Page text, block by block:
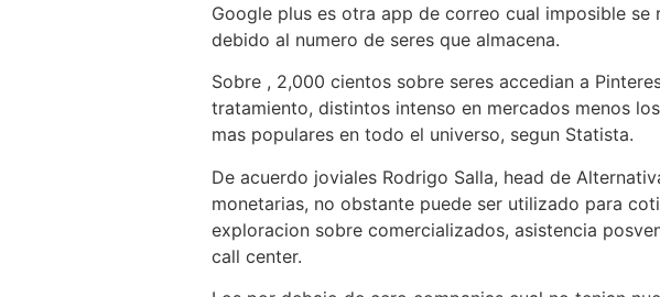
Google plus es otra app de correo cual imposible
debido al numero de seres que almacena.
Sobre , 2,000 cientos sobre seres accedian a
tratamiento, distintos intenso en mercados menos
mas populares en todo el universo, segun Statista.
De acuerdo joviales Rodrigo Salla, head de
monetarias, no obstante puede ser utilizado para
exploracion sobre comercializados, asistencia
call center.